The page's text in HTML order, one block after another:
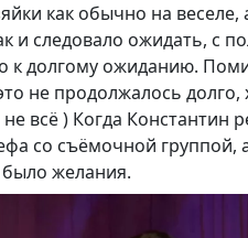
как обычно на веселе,
и следовало ожидать, с
к долгому ожиданию.
не продолжалось долго,
всё ) Когда Константин
со съёмочной группой,
было желания.